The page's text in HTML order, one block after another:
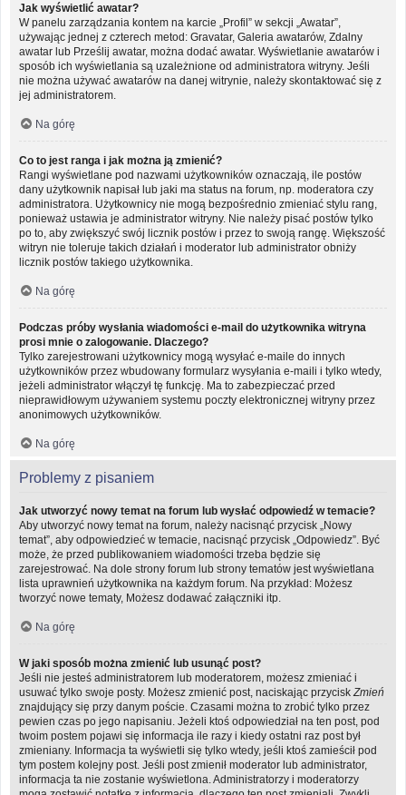
Jak wyświetlić awatar?
W panelu zarządzania kontem na karcie „Profil” w sekcji „Awatar”,
używając jednej z czterech metod: Gravatar, Galeria awatarów, Zdalny
awatar lub Prześlij awatar, można dodać awatar. Wyświetlanie awatarów i
sposób ich wyświetlania są uzależnione od administratora witryny. Jeśli
nie można używać awatarów na danej witrynie, należy skontaktować się z
jej administratorem.
Na górę
Co to jest ranga i jak można ją zmienić?
Rangi wyświetlane pod nazwami użytkowników oznaczają, ile postów
dany użytkownik napisał lub jaki ma status na forum, np. moderatora czy
administratora. Użytkownicy nie mogą bezpośrednio zmieniać stylu rang,
ponieważ ustawia je administrator witryny. Nie należy pisać postów tylko
po to, aby zwiększyć swój licznik postów i przez to swoją rangę. Większość
witryn nie toleruje takich działań i moderator lub administrator obniży
licznik postów takiego użytkownika.
Na górę
Podczas próby wysłania wiadomości e-mail do użytkownika witryna
prosi mnie o zalogowanie. Dlaczego?
Tylko zarejestrowani użytkownicy mogą wysyłać e-maile do innych
użytkowników przez wbudowany formularz wysyłania e-maili i tylko wtedy,
jeżeli administrator włączył tę funkcję. Ma to zabezpieczać przed
nieprawidłowym używaniem systemu poczty elektronicznej witryny przez
anonimowych użytkowników.
Na górę
Problemy z pisaniem
Jak utworzyć nowy temat na forum lub wysłać odpowiedź w temacie?
Aby utworzyć nowy temat na forum, należy nacisnąć przycisk „Nowy
temat”, aby odpowiedzieć w temacie, nacisnąć przycisk „Odpowiedz”. Być
może, że przed publikowaniem wiadomości trzeba będzie się
zarejestrować. Na dole strony forum lub strony tematów jest wyświetlana
lista uprawnień użytkownika na każdym forum. Na przykład: Możesz
tworzyć nowe tematy, Możesz dodawać załączniki itp.
Na górę
W jaki sposób można zmienić lub usunąć post?
Jeśli nie jesteś administratorem lub moderatorem, możesz zmieniać i
usuwać tylko swoje posty. Możesz zmienić post, naciskając przycisk Zmień
znajdujący się przy danym poście. Czasami można to zrobić tylko przez
pewien czas po jego napisaniu. Jeżeli ktoś odpowiedział na ten post, pod
twoim postem pojawi się informacja ile razy i kiedy ostatni raz post był
zmieniany. Informacja ta wyświetli się tylko wtedy, jeśli ktoś zamieścił pod
tym postem kolejny post. Jeśli post zmienił moderator lub administrator,
informacja ta nie zostanie wyświetlona. Administratorzy i moderatorzy